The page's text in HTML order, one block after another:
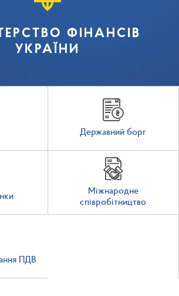
ФІНАНСІВ
УКРАЇНИ
Державний борг
Міжнародне
співробітництво
ПДВ